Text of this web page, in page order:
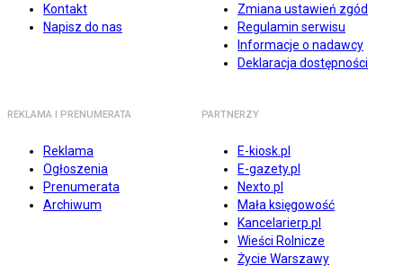
Kontakt
Napisz do nas
Zmiana ustawień zgód
Regulamin serwisu
Informacje o nadawcy
Deklaracja dostępności
REKLAMA I PRENUMERATA
Reklama
Ogłoszenia
Prenumerata
Archiwum
PARTNERZY
E-kiosk.pl
E-gazety.pl
Nexto.pl
Mała księgowość
Kancelarierp.pl
Wieści Rolnicze
Życie Warszawy